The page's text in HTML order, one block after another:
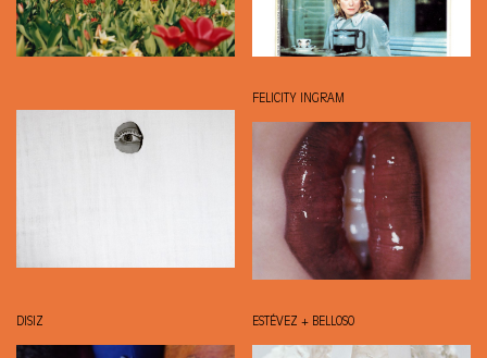
FELICITY INGRAM
DISIZ ESTÉVEZ + BELLOSO